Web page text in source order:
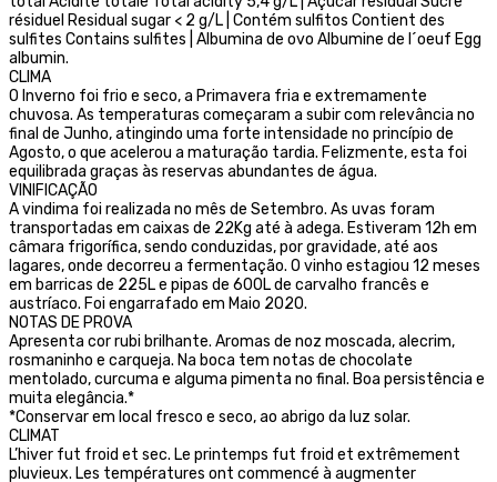
résiduel Residual sugar < 2 g/L | Contém sulfitos Contient des
sulfites Contains sulfites | Albumina de ovo Albumine de l´oeuf Egg
albumin.
CLIMA
O Inverno foi frio e seco, a Primavera fria e extremamente
chuvosa. As temperaturas começaram a subir com relevância no
final de Junho, atingindo uma forte intensidade no princípio de
Agosto, o que acelerou a maturação tardia. Felizmente, esta foi
equilibrada graças às reservas abundantes de água.
VINIFICAÇÃO
A vindima foi realizada no mês de Setembro. As uvas foram
transportadas em caixas de 22Kg até à adega. Estiveram 12h em
câmara frigorífica, sendo conduzidas, por gravidade, até aos
lagares, onde decorreu a fermentação. O vinho estagiou 12 meses
em barricas de 225L e pipas de 600L de carvalho francês e
austríaco. Foi engarrafado em Maio 2020.
NOTAS DE PROVA
Apresenta cor rubi brilhante. Aromas de noz moscada, alecrim,
rosmaninho e carqueja. Na boca tem notas de chocolate
mentolado, curcuma e alguma pimenta no final. Boa persistência e
muita elegância.*
*Conservar em local fresco e seco, ao abrigo da luz solar.
CLIMAT
L’hiver fut froid et sec. Le printemps fut froid et extrêmement
pluvieux. Les températures ont commencé à augmenter